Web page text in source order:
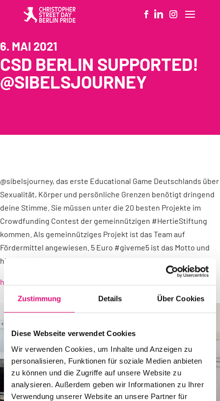
Zustimmung Details Über Cookies
Diese Webseite verwendet Cookies
Wir verwenden Cookies, um Inhalte und Anzeigen zu
personalisieren, Funktionen für soziale Medien anbieten
zu können und die Zugriffe auf unsere Website zu
analysieren. Außerdem geben wir Informationen zu Ihrer
Verwendung unserer Website an unsere Partner für
6. MAI 2021
CSD BERLIN SUPPORTED!
@SIBELSJOURNEY
@sibelsjourney, das erste Educational Game Deutschlands über
Sexualität, Körper und persönliche Grenzen benötigt dringend
deine Stimme. Sie müssen unter die 20 besten Projekte im
Crowdfunding Contest der gemeinnützigen #HertieStiftung
kommen. Als gemeinnütziges Projekt ist das Team auf
Fördermittel angewiesen. 5 Euro #giveme5 ist das Motto und
hilft enorm. Hier geht’s zur Seite:
https://www.startnext.com/sibelsjourney